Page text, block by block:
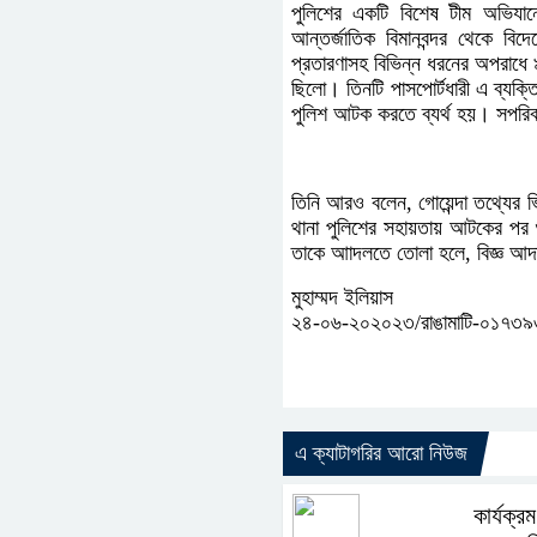
পুলিশের একটি বিশেষ টীম
আন্তর্জাতিক বিমানবন্দর থেকে
প্রতারণাসহ বিভিন্ন ধরনের
ছিলো। তিনটি পাসপোর্টধারী এ
পুলিশ আটক করতে ব্যর্থ হয়।
তিনি আরও বলেন, গোয়েন্দা তথ্যের
থানা পুলিশের সহায়তায় আটকের পর
তাকে আাদলতে তোলা হলে, বিজ্ঞ
মুহাম্মদ ইলিয়াস
২৪-০৬-২০২০২৩/রাঙামাটি-
এ ক্যাটাগরির আরো নিউজ